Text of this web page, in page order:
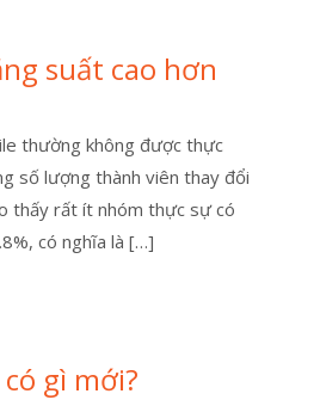
suất cao hơn
thường không được thực
số lượng thành viên thay đổi
thấy rất ít nhóm thực sự có
có nghĩa là […]
gì mới?